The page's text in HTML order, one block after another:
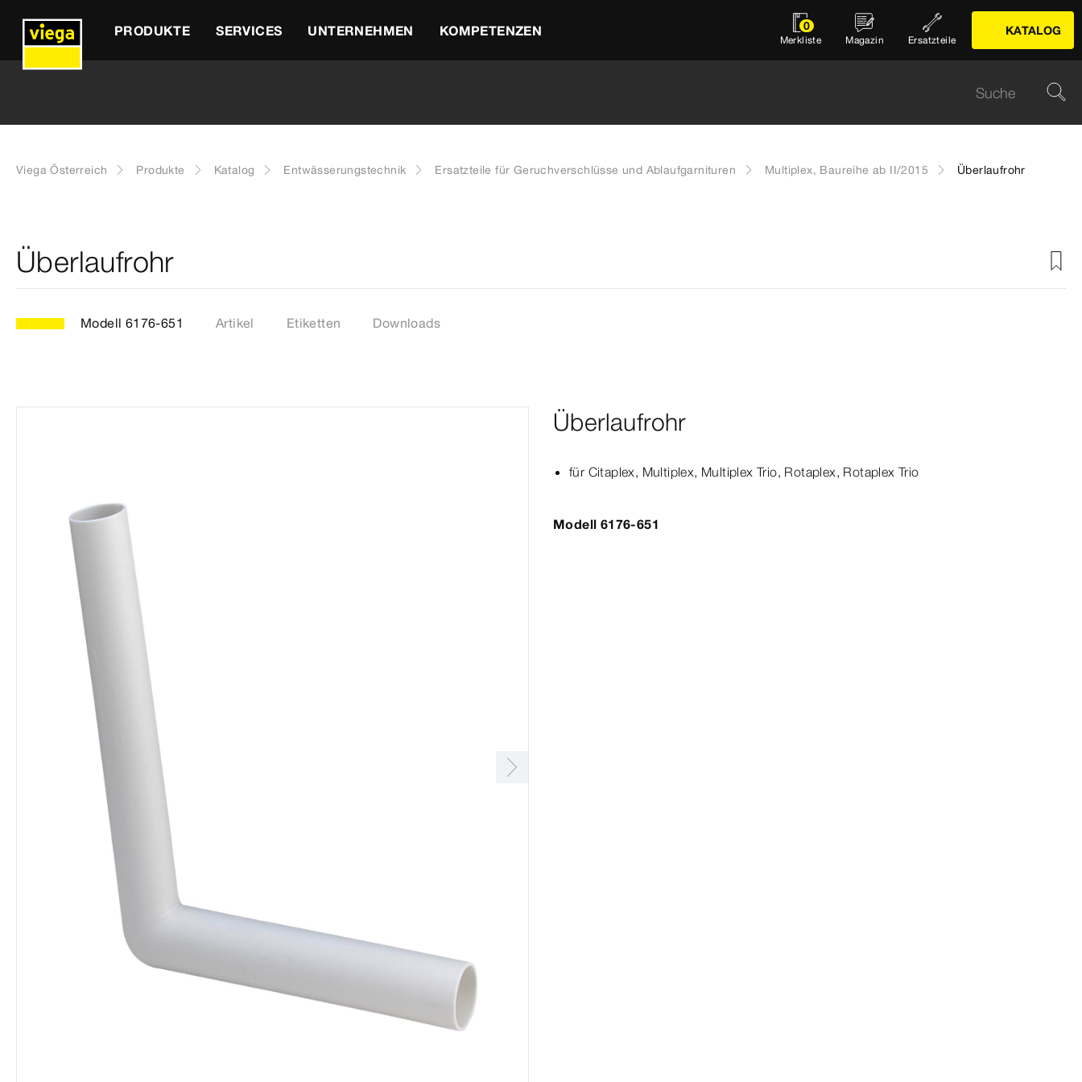
PRODUKTE SERVICES UNTERNEHMEN KOMPETENZEN 0
Merkliste Magazin Ersatzteile
KATALOG
Viega Österreich Produkte Katalog Entwässerungstechnik Ersatzteile für Geruchverschlüsse und Ablaufgarnituren Multiplex, Baureihe ab II/2015 Überlaufrohr
Überlaufrohr
Modell 6176-651 Artikel Etiketten Downloads
Überlaufrohr
für Citaplex, Multiplex, Multiplex Trio, Rotaplex, Rotaplex Trio
Modell 6176-651